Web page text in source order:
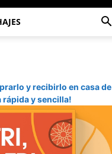
y recibirlo en casa de
rápida y sencilla!